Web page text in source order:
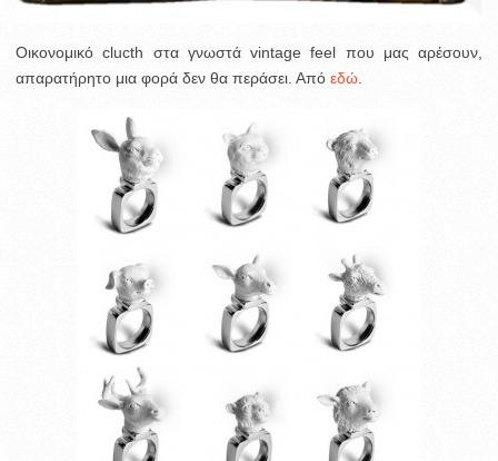
Οικονομικό clucth στα γνωστά vintage feel που μας αρέσουν,
απαρατήρητο μια φορά δεν θα περάσει. Από εδώ